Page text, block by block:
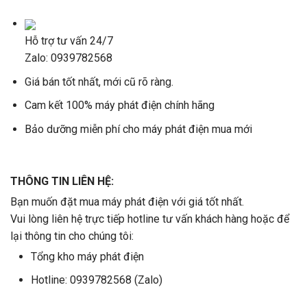
Hỗ trợ tư vấn 24/7
Zalo: 0939782568
Giá bán tốt nhất, mới cũ rõ ràng.
Cam kết 100% máy phát điện chính hãng
Bảo dưỡng miễn phí cho máy phát điện mua mới
THÔNG TIN LIÊN HỆ:
Bạn muốn đặt mua máy phát điện với giá tốt nhất.
Vui lòng liên hệ trực tiếp hotline tư vấn khách hàng hoặc để
lại thông tin cho chúng tôi:
Tổng kho máy phát điện
Hotline: 0939782568 (Zalo)